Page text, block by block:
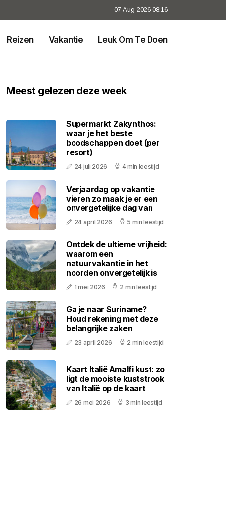
07 Aug 2026 08:16
Reizen Vakantie Leuk Om Te Doen
Meest gelezen deze week
Supermarkt Zakynthos:
waar je het beste
boodschappen doet (per
resort)
24 juli 2026 4 min leestijd
Verjaardag op vakantie
vieren zo maak je er een
onvergetelijke dag van
24 april 2026 5 min leestijd
Ontdek de ultieme vrijheid:
waarom een
natuurvakantie in het
noorden onvergetelijk is
1 mei 2026 2 min leestijd
Ga je naar Suriname?
Houd rekening met deze
belangrijke zaken
23 april 2026 2 min leestijd
Kaart Italië Amalfi kust: zo
ligt de mooiste kuststrook
van Italië op de kaart
26 mei 2026 3 min leestijd